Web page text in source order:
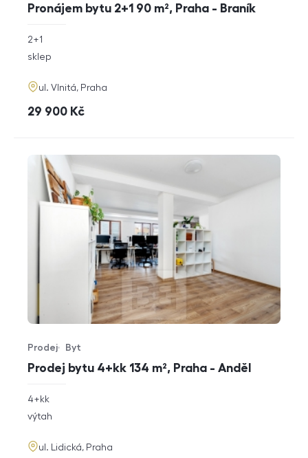
Pronájem bytu 2+1 90 m², Praha - Braník
rozměry
2+1
funkce
sklep
adresa
ul. Vlnitá, Praha
cena
29 900 Kč
Prodej bytu 4+kk 134 m², Praha - Anděl
Typ nabídky
Prodej
Typ nemovitosti
Byt
rozměry
dispozice
4+kk
funkce
výtah
adresa
ul. Lidická, Praha